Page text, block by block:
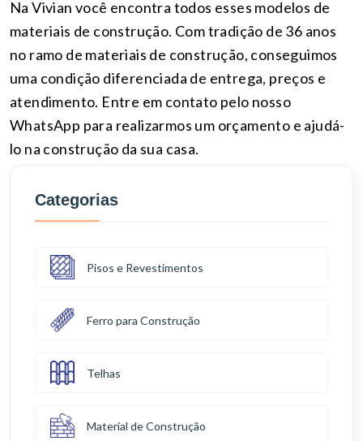
Na Vivian você encontra todos esses modelos de
materiais de construção. Com tradição de 36 anos
no ramo de materiais de construção, conseguimos
uma condição diferenciada de entrega, preços e
atendimento. Entre em contato pelo nosso
WhatsApp para realizarmos um orçamento e ajudá-
lo na construção da sua casa.
Categorias
Pisos e Revestimentos
Ferro para Construção
Telhas
Material de Construção